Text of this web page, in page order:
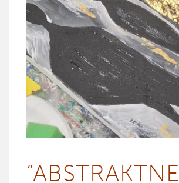
“ABST­RAKT­NE